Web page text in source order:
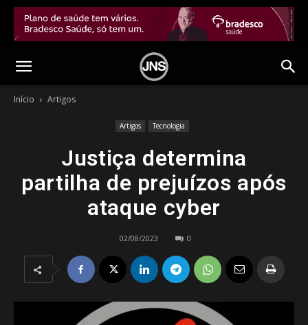
Início Artigos
Artigos Tecnologia
Justiça determina
partilha de prejuízos após
ataque cyber
02/08/2023 0